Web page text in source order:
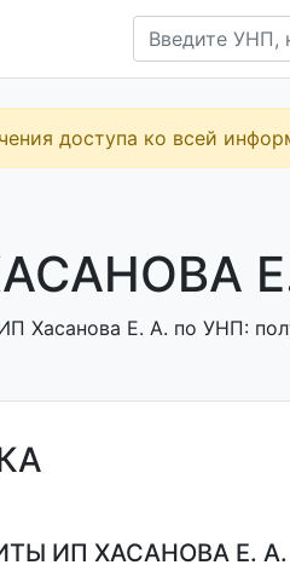
доступа ко всей
Хасанова Е. А. по УНП:
ИП ХАСАНОВА Е. А.